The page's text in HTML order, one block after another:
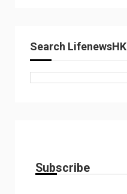
Search LifenewsHK
Subscribe